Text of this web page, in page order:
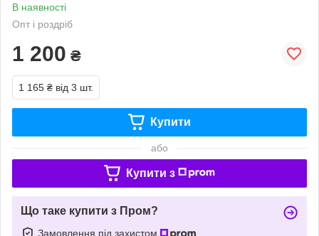
В наявності
Опт і роздріб
1 200 ₴
1 165 ₴ від 3 шт.
Купити
або
Купити з
Що таке купити з Пром?
Замовлення під захистом